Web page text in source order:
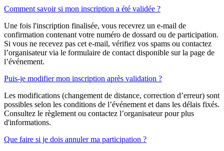
Comment savoir si mon inscription a été validée ?
Une fois l'inscription finalisée, vous recevrez un e-mail de
confirmation contenant votre numéro de dossard ou de participation.
Si vous ne recevez pas cet e-mail, vérifiez vos spams ou contactez
l’organisateur via le formulaire de contact disponible sur la page de
l’événement.
Puis-je modifier mon inscription après validation ?
Les modifications (changement de distance, correction d’erreur) sont
possibles selon les conditions de l’événement et dans les délais fixés.
Consultez le règlement ou contactez l’organisateur pour plus
d'informations.
Que faire si je dois annuler ma participation ?